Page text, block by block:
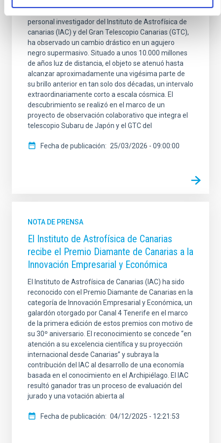
personal investigador del Instituto de Astrofísica de
canarias (IAC) y del Gran Telescopio Canarias (GTC),
ha observado un cambio drástico en un agujero
negro supermasivo. Situado a unos 10.000 millones
de años luz de distancia, el objeto se atenuó hasta
alcanzar aproximadamente una vigésima parte de
su brillo anterior en tan solo dos décadas, un intervalo
extraordinariamente corto a escala cósmica. El
descubrimiento se realizó en el marco de un
proyecto de observación colaborativo que integra el
telescopio Subaru de Japón y el GTC del
Fecha de publicación 25/03/2026 - 09:00:00
NOTA DE PRENSA
El Instituto de Astrofísica de Canarias
recibe el Premio Diamante de Canarias a la
Innovación Empresarial y Económica
El Instituto de Astrofísica de Canarias (IAC) ha sido
reconocido con el Premio Diamante de Canarias en la
categoría de Innovación Empresarial y Económica, un
galardón otorgado por Canal 4 Tenerife en el marco
de la primera edición de estos premios con motivo de
su 30º aniversario. El reconocimiento se concede “en
atención a su excelencia científica y su proyección
internacional desde Canarias” y subraya la
contribución del IAC al desarrollo de una economía
basada en el conocimiento en el Archipiélago. El IAC
resultó ganador tras un proceso de evaluación del
jurado y una votación abierta al
Fecha de publicación 04/12/2025 - 12:21:53